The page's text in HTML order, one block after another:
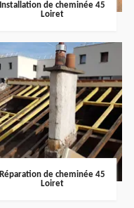
Installation de cheminée 45
Loiret
Réparation de cheminée 45
Loiret